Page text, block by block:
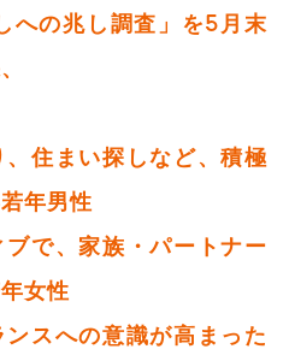
への兆し調査」を5月末
住まい探しなど、積極
年男性
で、家族・パートナー
女性
スへの意識が高まった